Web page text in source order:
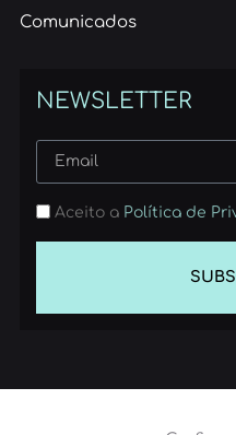
Comunicados
NEWSLETTER
Aceito a Política de